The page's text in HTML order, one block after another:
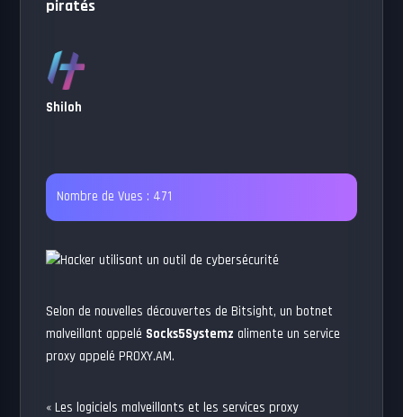
piratés
Shiloh
Nombre de Vues : 471
Selon de nouvelles découvertes de Bitsight, un botnet
malveillant appelé Socks5Systemz alimente un service
proxy appelé PROXY.AM.
« Les logiciels malveillants et les services proxy